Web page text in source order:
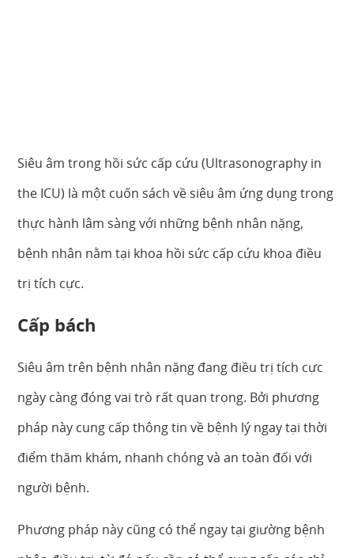
Siêu âm trong hồi sức cấp cứu (Ultrasonography in
the ICU) là một cuốn sách về siêu âm ứng dụng trong
thực hành lâm sàng với những bệnh nhân nặng,
bệnh nhân nằm tại khoa hồi sức cấp cứu khoa điều
trị tích cực.
Cấp bách
Siêu âm trên bệnh nhân nặng đang điều trị tích cực
ngày càng đóng vai trò rất quan trọng. Bởi phương
pháp này cung cấp thông tin về bệnh lý ngay tại thời
điểm thăm khám, nhanh chóng và an toàn đối với
người bệnh.
Phương pháp này cũng có thể ngay tại giường bệnh